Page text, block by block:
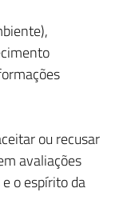
ou recusar
avaliações
o espírito da